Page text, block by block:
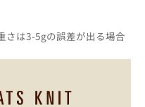
は3-5gの誤差が出る場合